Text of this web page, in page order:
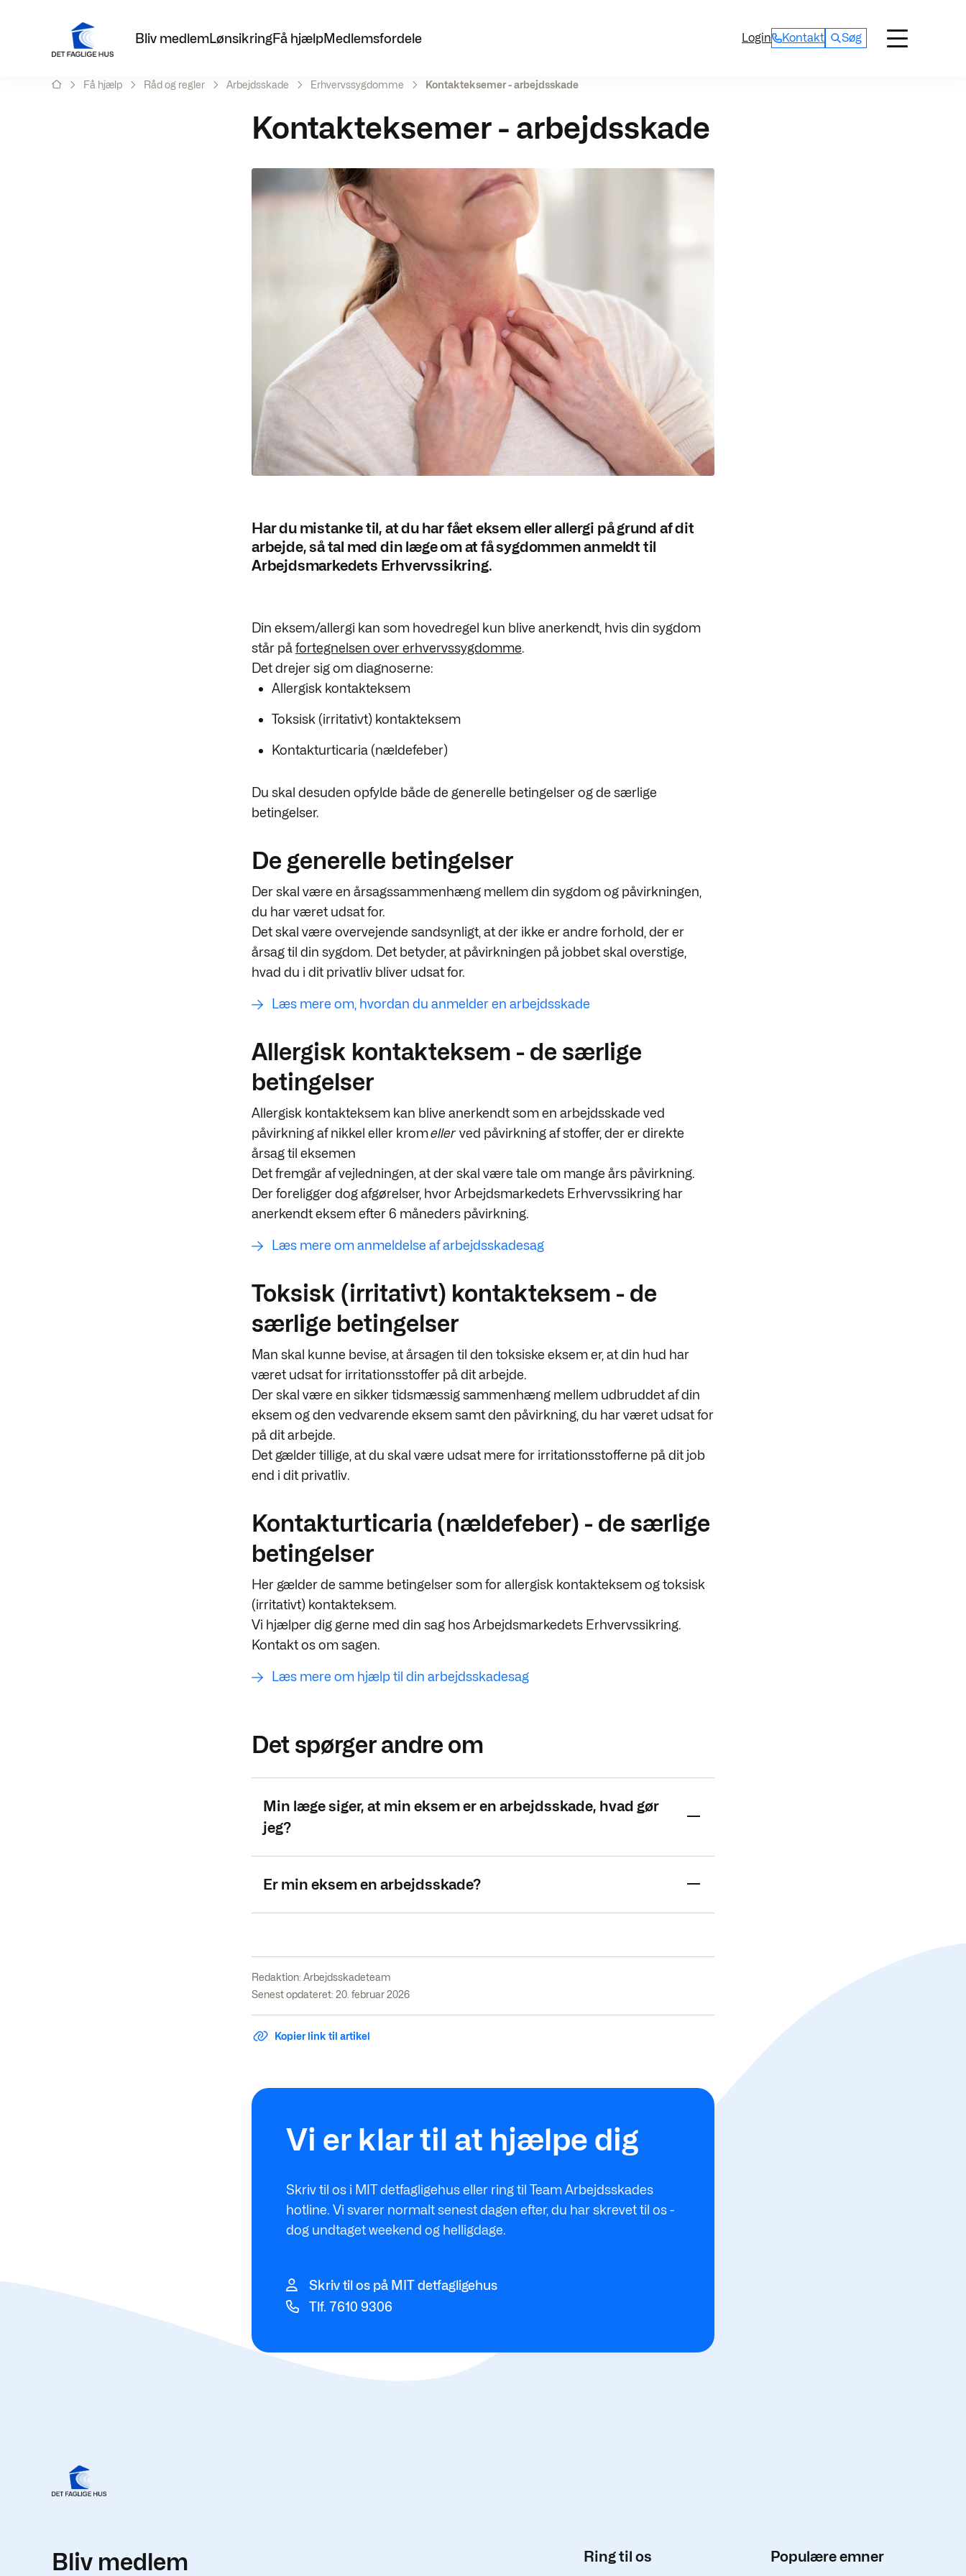
Bliv medlemLønsikringFå hjælpMedlemsfordele Login Kontakt Søg
Få hjælp Råd og regler Arbejdsskade Erhvervssygdomme Kontakteksemer - arbejdsskade
Kontakteksemer - arbejdsskade
Har du mistanke til, at du har fået eksem eller allergi på grund af dit
arbejde, så tal med din læge om at få sygdommen anmeldt til
Arbejdsmarkedets Erhvervssikring.
Din eksem/allergi kan som hovedregel kun blive anerkendt, hvis din sygdom
står påfortegnelsen over erhvervssygdomme.
Det drejer sig om diagnoserne:
Allergisk kontakteksem
Toksisk (irritativt) kontakteksem
Kontakturticaria (nældefeber)
Du skal desuden opfylde både de generelle betingelser og de særlige
betingelser.
De generelle betingelser
Der skal være en årsagssammenhæng mellem din sygdom og påvirkningen,
du har været udsat for.
Det skal være overvejende sandsynligt, at der ikke er andre forhold, der er
årsag til din sygdom. Det betyder, at påvirkningen på jobbet skal overstige,
hvad du i dit privatliv bliver udsat for.
Læs mere om, hvordan du anmelder en arbejdsskade
Allergisk kontakteksem - de særlige
betingelser
Allergisk kontakteksem kan blive anerkendt som en arbejdsskade ved
påvirkning af nikkel eller kromeller ved påvirkning af stoffer, der er direkte
årsag til eksemen
Det fremgår af vejledningen, at der skal være tale om mange års påvirkning.
Der foreligger dog afgørelser, hvor Arbejdsmarkedets Erhvervssikring har
anerkendt eksem efter 6 måneders påvirkning.
Læs mere om anmeldelse af arbejdsskadesag
Toksisk (irritativt) kontakteksem - de
særlige betingelser
Man skal kunne bevise, at årsagen til den toksiske eksem er, at din hud har
været udsat for irritationsstoffer på dit arbejde.
Der skal være en sikker tidsmæssig sammenhæng mellem udbruddet af din
eksem og den vedvarende eksem samt den påvirkning, du har været udsat for
på dit arbejde.
Det gælder tillige, at du skal være udsat mere for irritationsstofferne på dit job
end i dit privatliv.
Kontakturticaria (nældefeber) - de særlige
betingelser
Her gælder de samme betingelser som for allergisk kontakteksem og toksisk
(irritativt) kontakteksem.
Vi hjælper dig gerne med din sag hos Arbejdsmarkedets Erhvervssikring.
Kontakt os om sagen.
Læs mere om hjælp til din arbejdsskadesag
Det spørger andre om
Min læge siger, at min eksem er en arbejdsskade, hvad gør
jeg?
Er min eksem en arbejdsskade?
Redaktion: Arbejdsskadeteam
Senest opdateret: 20. februar 2026
Kopier link til artikel
Vi er klar til at hjælpe dig
Skriv til os i MIT detfagligehus eller ring til Team Arbejdsskades
hotline. Vi svarer normalt senest dagen efter, du har skrevet til os -
dog undtaget weekend og helligdage.
Skriv til os på MIT detfagligehus
Tlf. 7610 9306
Bliv medlem Ring til os Populære emner